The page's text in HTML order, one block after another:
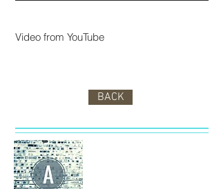
Video from YouTube
BACK